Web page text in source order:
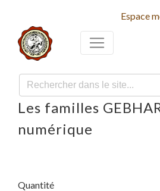
Espace
Les familles
numérique
Quantité